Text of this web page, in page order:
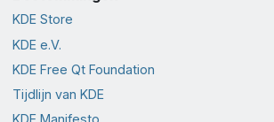
KDE Store
KDE e.V.
KDE Free Qt Foundation
Tijdlijn van KDE